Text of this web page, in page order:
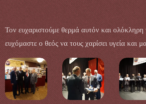
Τον ευχαριστούμε θερμά αυτόν και ολόκληρη
ευχόμαστε ο θεός να τους χαρίσει υγεία και